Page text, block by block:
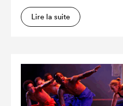
Lire la suite